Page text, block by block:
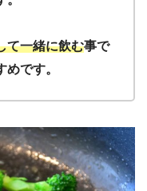
て一緒に飲む事で
です。